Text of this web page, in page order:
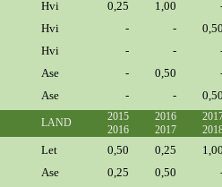
Hvi 0,25 1,00
Hvi - -
Hvi - -
Ase - 0,50
Ase - -
LAND
2015
2016
2016
2017
Let 0,50 0,25
Ase 0,25 0,50